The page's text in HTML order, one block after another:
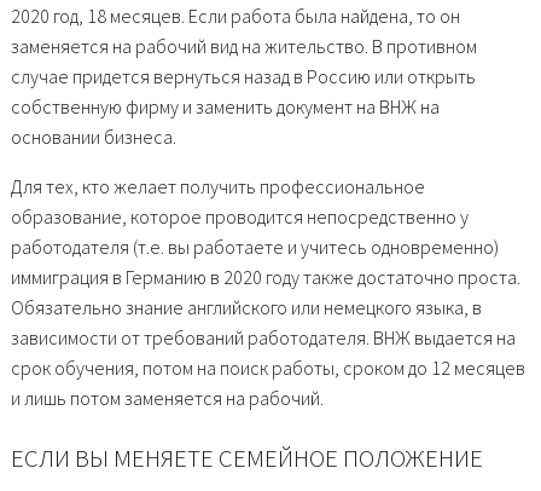
2020 год, 18 месяцев. Если работа была найдена, то он
заменяется на рабочий вид на жительство. В противном
случае придется вернуться назад в Россию или открыть
собственную фирму и заменить документ на ВНЖ на
основании бизнеса.
Для тех, кто желает получить профессиональное
образование, которое проводится непосредственно у
работодателя (т.е. вы работаете и учитесь одновременно)
иммиграция в Германию в 2020 году также достаточно проста.
Обязательно знание английского или немецкого языка, в
зависимости от требований работодателя. ВНЖ выдается на
срок обучения, потом на поиск работы, сроком до 12 месяцев
и лишь потом заменяется на рабочий.
ЕСЛИ ВЫ МЕНЯЕТЕ СЕМЕЙНОЕ ПОЛОЖЕНИЕ